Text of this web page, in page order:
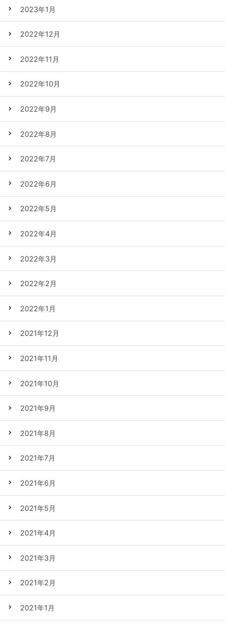
2023年1月
2022年12月
2022年11月
2022年10月
2022年9月
2022年8月
2022年7月
2022年6月
2022年5月
2022年4月
2022年3月
2022年2月
2022年1月
2021年12月
2021年11月
2021年10月
2021年9月
2021年8月
2021年7月
2021年6月
2021年5月
2021年4月
2021年3月
2021年2月
2021年1月